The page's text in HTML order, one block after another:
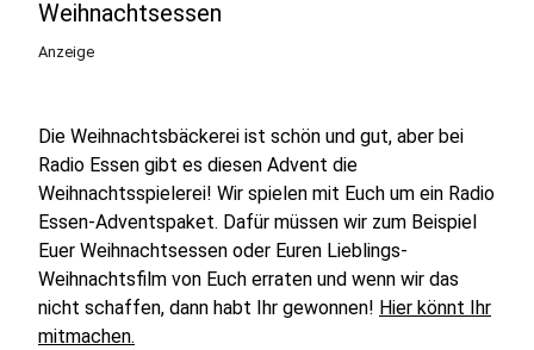
Weihnachtsessen
Anzeige
Die Weihnachtsbäckerei ist schön und gut, aber bei
Radio Essen gibt es diesen Advent die
Weihnachtsspielerei! Wir spielen mit Euch um ein Radio
Essen-Adventspaket. Dafür müssen wir zum Beispiel
Euer Weihnachtsessen oder Euren Lieblings-
Weihnachtsfilm von Euch erraten und wenn wir das
nicht schaffen, dann habt Ihr gewonnen! Hier könnt Ihr
mitmachen.